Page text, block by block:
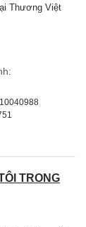
Thương Việt
TRONG